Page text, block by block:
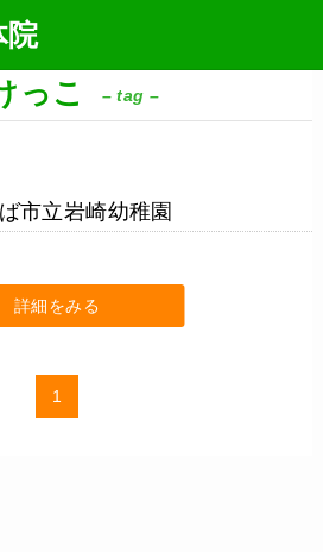
院
っこ – tag –
市立岩崎幼稚園
詳細をみる
1